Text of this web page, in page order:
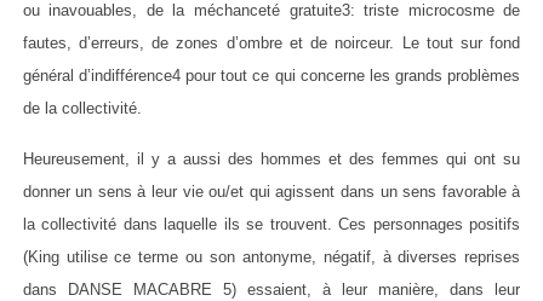
ou inavouables, de la méchanceté gratuite3: triste microcosme de
fautes, d’erreurs, de zones d’ombre et de noirceur. Le tout sur fond
général d’indifférence4 pour tout ce qui concerne les grands problèmes
de la collectivité.
Heureusement, il y a aussi des hommes et des femmes qui ont su
donner un sens à leur vie ou/et qui agissent dans un sens favorable à
la collectivité dans laquelle ils se trouvent. Ces personnages positifs
(King utilise ce terme ou son antonyme, négatif, à diverses reprises
dans DANSE MACABRE 5) essaient, à leur manière, dans leur